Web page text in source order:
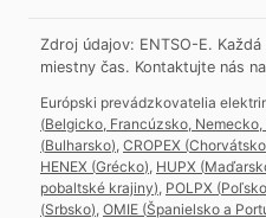
Zdroj údajov: ENTSO-E.
miestny čas. Kontaktujte nás na
Európski prevádzkovatelia
(Belgicko, Francúzsko,
(Bulharsko) CROPEX (Chorvátsko
HENEX (Grécko) HUPX (
pobaltské krajiny) POLPX (Poľsko
(Srbsko) OMIE (Španielsko a